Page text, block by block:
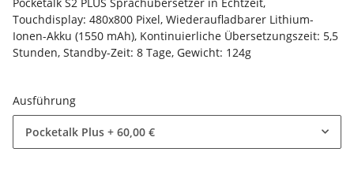
Touchdisplay: 480x800 Pixel, Wiederaufladbarer Lithium-
Ionen-Akku (1550 mAh), Kontinuierliche Übersetzungszeit: 5,5
Stunden, Standby-Zeit: 8 Tage, Gewicht: 124g
Ausführung
Pocketalk Plus + 60,00 €